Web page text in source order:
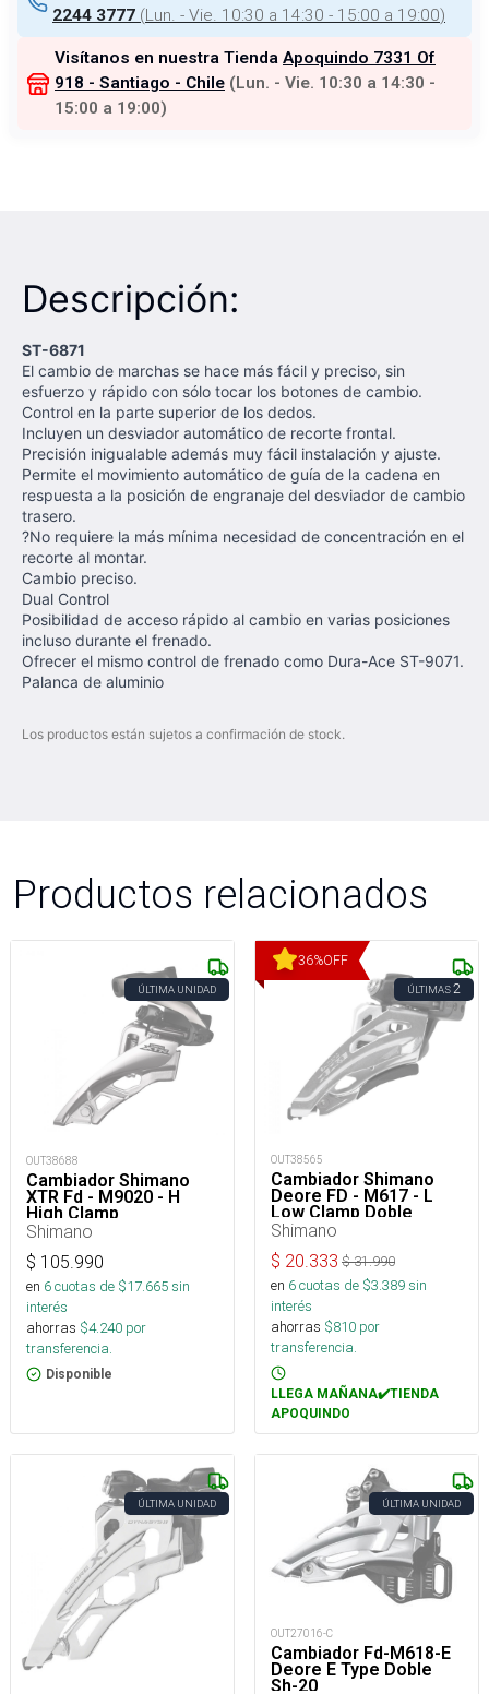
2244 3777 (Lun. - Vie. 10:30 a 14:30 - 15:00 a 19:00)
Visítanos en nuestra Tienda Apoquindo 7331 Of
918 - Santiago - Chile (Lun. - Vie. 10:30 a 14:30 -
15:00 a 19:00)
Descripción:
ST-6871
El cambio de marchas se hace más fácil y preciso, sin
esfuerzo y rápido con sólo tocar los botones de cambio.
Control en la parte superior de los dedos.
Incluyen un desviador automático de recorte frontal.
Precisión inigualable además muy fácil instalación y ajuste.
Permite el movimiento automático de guía de la cadena en
respuesta a la posición de engranaje del desviador de cambio
trasero.
?No requiere la más mínima necesidad de concentración en el
recorte al montar.
Cambio preciso.
Dual Control
Posibilidad de acceso rápido al cambio en varias posiciones
incluso durante el frenado.
Ofrecer el mismo control de frenado como Dura-Ace ST-9071.
Palanca de aluminio
Los productos están sujetos a confirmación de stock.
Productos relacionados
ÚLTIMA UNIDAD
OUT38688
Cambiador Shimano
XTR Fd - M9020 - H
High Clamp
Shimano
$ 105.990
en 6cuotas de $17.665sin
interés
ahorras $4.240 por
transferencia.
Disponible
36%OFF
ÚLTIMAS2
OUT38565
Cambiador Shimano
Deore FD - M617 - L
Low Clamp Doble
Shimano
$ 20.333 $31.990
en 6cuotas de $3.389sin
interés
ahorras $810 por
transferencia.
LLEGA MAÑANA✔️TIENDA
APOQUINDO
ÚLTIMA UNIDAD ÚLTIMA UNIDAD
OUT27016-C
Cambiador Fd-M618-E
Deore E Type Doble
Sh-20